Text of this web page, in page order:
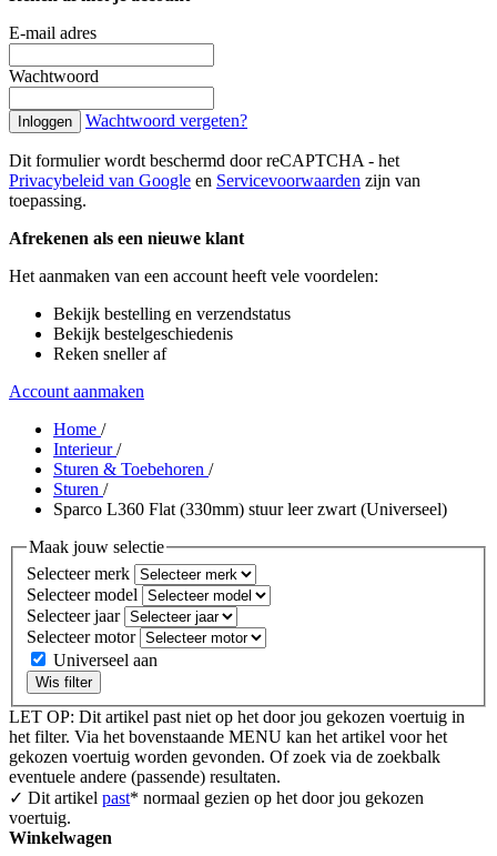
E-mail adres
Wachtwoord
Inloggen Wachtwoord vergeten?
Dit formulier wordt beschermd door reCAPTCHA - het
Privacybeleid van Google en Servicevoorwaarden zijn van
toepassing.
Afrekenen als een nieuwe klant
Het aanmaken van een account heeft vele voordelen:
Bekijk bestelling en verzendstatus
Bekijk bestelgeschiedenis
Reken sneller af
Account aanmaken
Home /
Interieur/
Sturen & Toebehoren /
Sturen /
Sparco L360 Flat (330mm) stuur leer zwart (Universeel)
Maak jouw selectie
Selecteer merk
Selecteer model
Selecteer jaar
Selecteer motor
Universeel aan
Wis filter
LET OP: Dit artikel past niet op het door jou gekozen voertuig in
het filter. Via het bovenstaande MENU kan het artikel voor het
gekozen voertuig worden gevonden. Of zoek via de zoekbalk
eventuele andere (passende) resultaten.
✓ Dit artikel past* normaal gezien op het door jou gekozen
voertuig.
Winkelwagen